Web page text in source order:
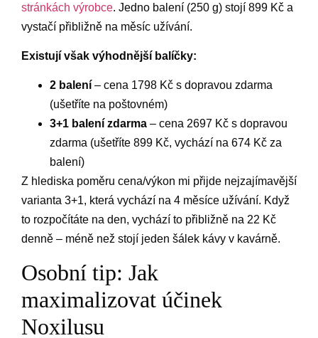
stránkách výrobce. Jedno balení (250 g) stojí 899 Kč a
vystačí přibližně na měsíc užívání.
Existují však výhodnější balíčky:
2 balení – cena 1798 Kč s dopravou zdarma
(ušetříte na poštovném)
3+1 balení zdarma – cena 2697 Kč s dopravou
zdarma (ušetříte 899 Kč, vychází na 674 Kč za
balení)
Z hlediska poměru cena/výkon mi přijde nejzajímavější
varianta 3+1, která vychází na 4 měsíce užívání. Když
to rozpočítáte na den, vychází to přibližně na 22 Kč
denně – méně než stojí jeden šálek kávy v kavárně.
Osobní tip: Jak
maximalizovat účinek
Noxilusu